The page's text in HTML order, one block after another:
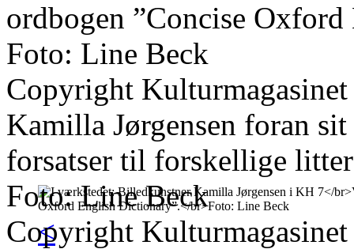
<
ordbogen ”Concise
Foto: Line Beck
Copyright
Kamilla Jørgensen foran
forsatser til forskellige
Foto: Line Beck
Copyright